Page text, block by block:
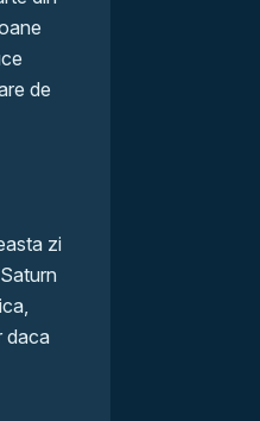
de
zi
daca